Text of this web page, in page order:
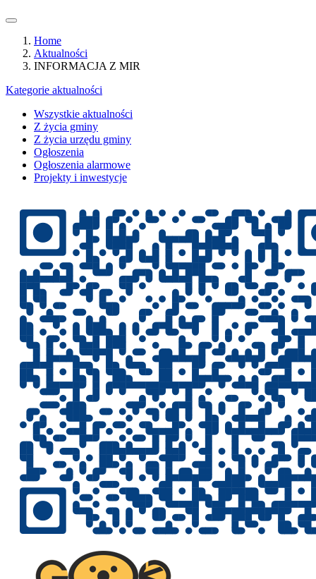
Home
Aktualności
INFORMACJA Z MIR
Kategorie aktualności
Wszystkie aktualności
Z życia gminy
Z życia urzędu gminy
Ogłoszenia
Ogłoszenia alarmowe
Projekty i inwestycje